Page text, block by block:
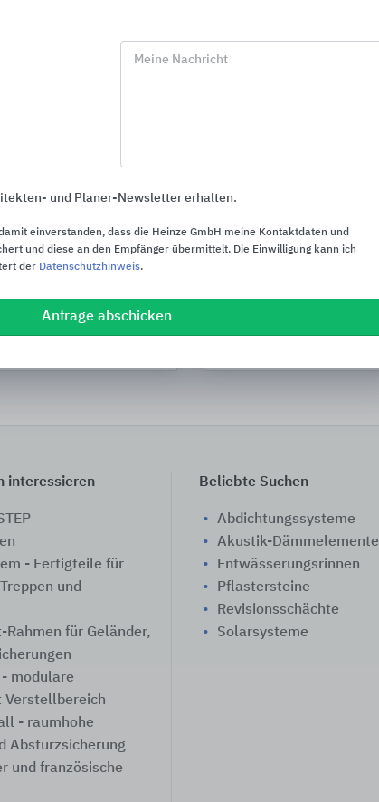
CWS PureLine
interessieren
- Fertigteile für
und
Rahmen für Geländer,
- modulare
Verstellbereich
- raumhohe
Absturzsicherung
und französische
Beliebte Suchen
Abdichtungssysteme
Akustik-Dämmelemente
Entwässerungsrinnen
Pflastersteine
Revisionsschächte
Solarsysteme
Meine Nachricht
und Planer-Newsletter erhalten.
einverstanden, dass die Heinze GmbH meine Kontaktdaten und
und diese an den Empfänger übermittelt. Die Einwilligung kann ich
der Datenschutzhinweis.
Anfrage abschicken